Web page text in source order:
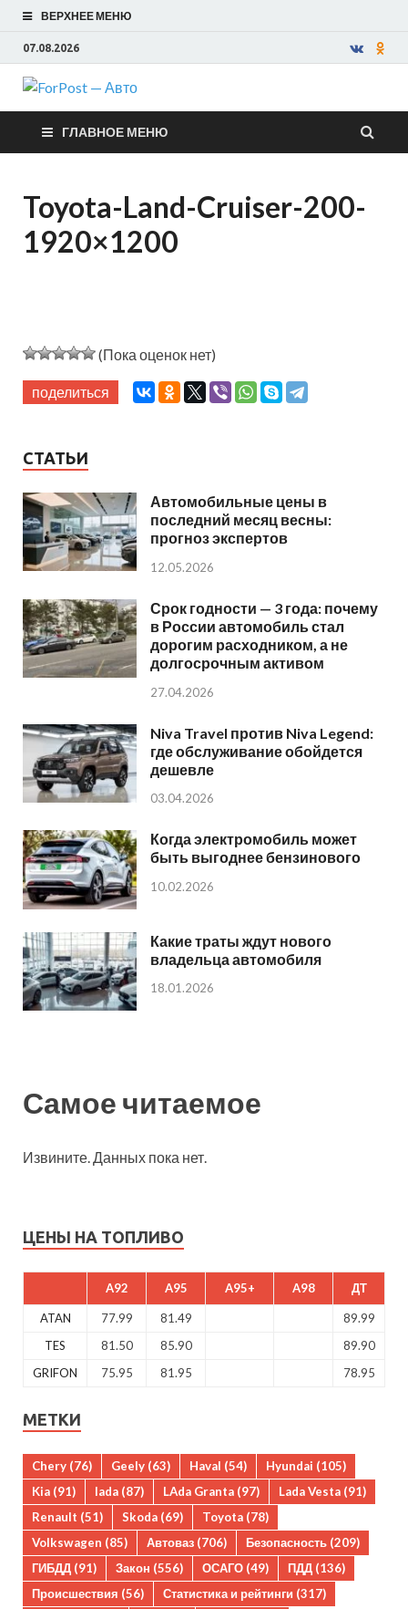
ВЕРХНЕЕ МЕНЮ
07.08.2026
ForPost —
Авто
ГЛАВНОЕ МЕНЮ
Toyota-Land-Cruiser-200-
1920×1200
(Пока оценок нет)
поделиться
СТАТЬИ
Автомобильные цены в
последний месяц весны:
прогноз экспертов
12.05.2026
Срок годности — 3 года: почему
в России автомобиль стал
дорогим расходником, а не
долгосрочным активом
27.04.2026
Niva Travel против Niva Legend:
где обслуживание обойдется
дешевле
03.04.2026
Когда электромобиль может
быть выгоднее бензинового
10.02.2026
Какие траты ждут нового
владельца автомобиля
18.01.2026
Самое читаемое
Извините. Данных пока нет.
ЦЕНЫ НА ТОПЛИВО
A92 A95 A95+ A98 ДТ
ATAN 77.99 81.49
89.99
TES
81.50 85.90
89.90
GRIFON
75.95 81.95 78.95
МЕТКИ
Chery (76) Geely (63) Haval (54) Hyundai (105)
Kia (91) lada (87) LAda Granta (97) Lada Vesta (91)
Renault (51) Skoda (69) Toyota (78)
Volkswagen (85) Автоваз (706) Безопасность (209)
ГИБДД (91) Закон (556) ОСАГО (49) ПДД (136)
Происшествия (56) Статистика и рейтинги (317)